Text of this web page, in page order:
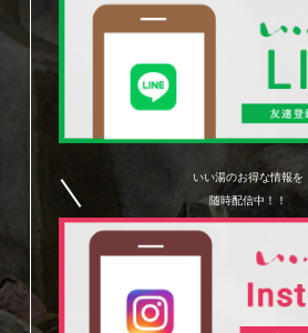
いい湯のお得な情報を
随時配信中！！